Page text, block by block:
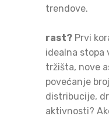
rast? Prvi
idealna stopa
tržišta, nove
povećanje
distribucije,
aktivnosti?